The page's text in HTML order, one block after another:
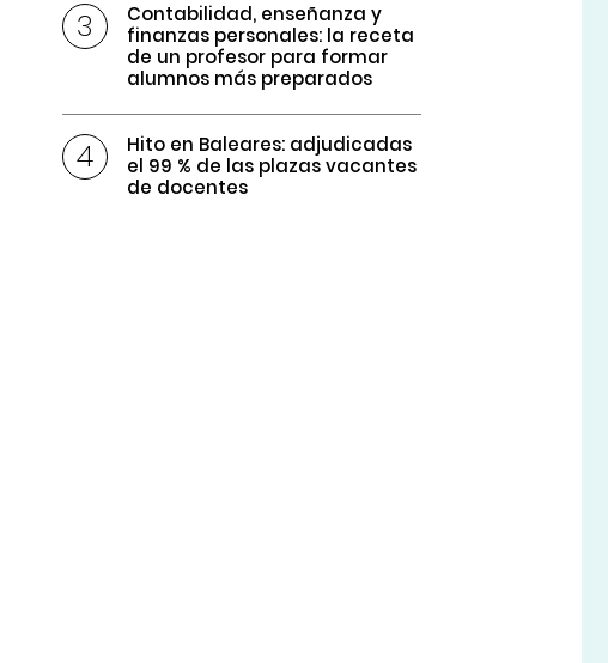
Contabilidad, enseñanza y
finanzas personales: la receta
de un profesor para formar
alumnos más preparados
Hito en Baleares: adjudicadas
el 99 % de las plazas vacantes
de docentes